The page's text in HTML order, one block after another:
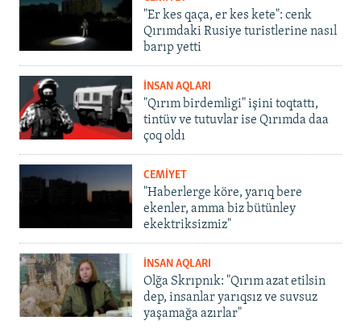
"Er kes qaça, er kes kete": cenk
Qırımdaki Rusiye turistlerine nasıl
barıp yetti
İNSAN AQLARI
"Qırım birdemligi" işini toqtattı,
tintüv ve tutuvlar ise Qırımda daa
çoq oldı
CEMİYET
"Haberlerge köre, yarıq bere
ekenler, amma biz bütünley
ekektriksizmiz"
İNSAN AQLARI
Olğa Skrıpnık: "Qırım azat etilsin
dep, insanlar yarıqsız ve suvsuz
yaşamağa azırlar"